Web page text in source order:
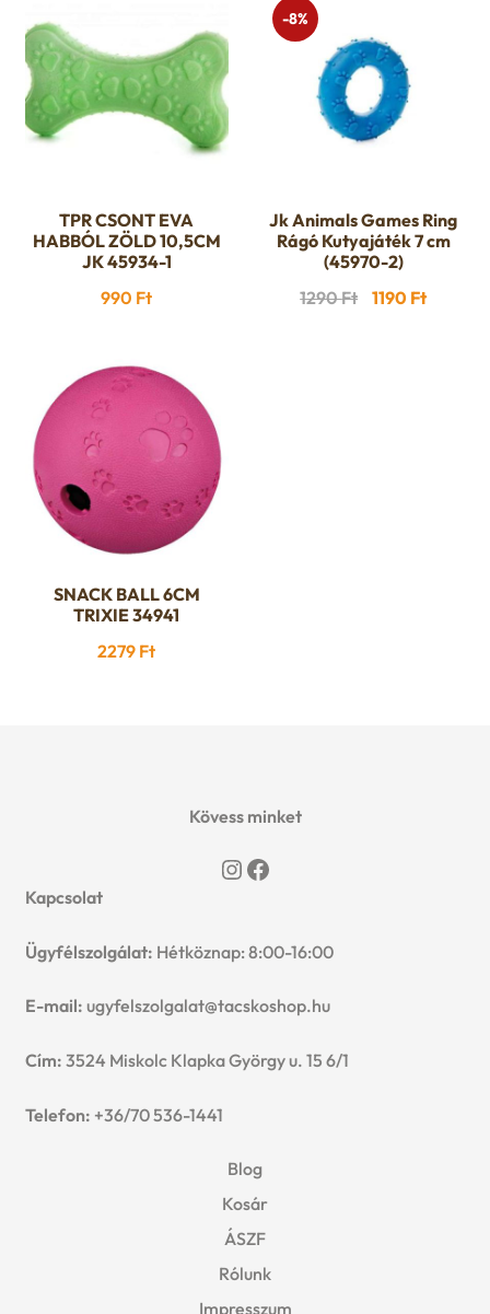
választhatók
ki
választhatók
ki
TPR CSONT EVA
HABBÓL ZÖLD 10,5CM
JK 45934-1
990 Ft
-8%
Jk Animals Games Ring
Rágó Kutyajáték 7 cm
(45970-2)
1290Ft
Original
1190 FtCurrent
SNACK BALL 6CM
TRIXIE 34941
2279 Ft
Kövess minket
Instagram
Facebook
Kapcsolat
Ügyfélszolgálat: Hétköznap: 8:00-16:00
E-mail: ugyfelszolgalat@tacskoshop.hu
Cím: 3524 Miskolc Klapka György u. 15 6/1
Telefon: +36/70 536-1441
Blog
Kosár
ÁSZF
Rólunk
Impresszum